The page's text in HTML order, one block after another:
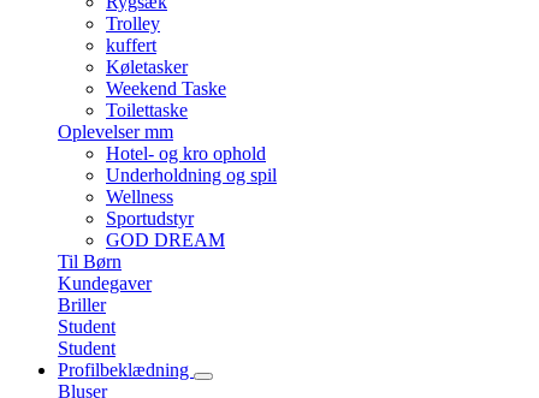
Trolley
kuffert
Køletasker
Weekend Taske
Toilettaske
Oplevelser mm
Hotel- og kro ophold
Underholdning og spil
Wellness
Sportudstyr
GOD DREAM
Til Børn
Kundegaver
Briller
Student
Student
Profilbeklædning
Bluser